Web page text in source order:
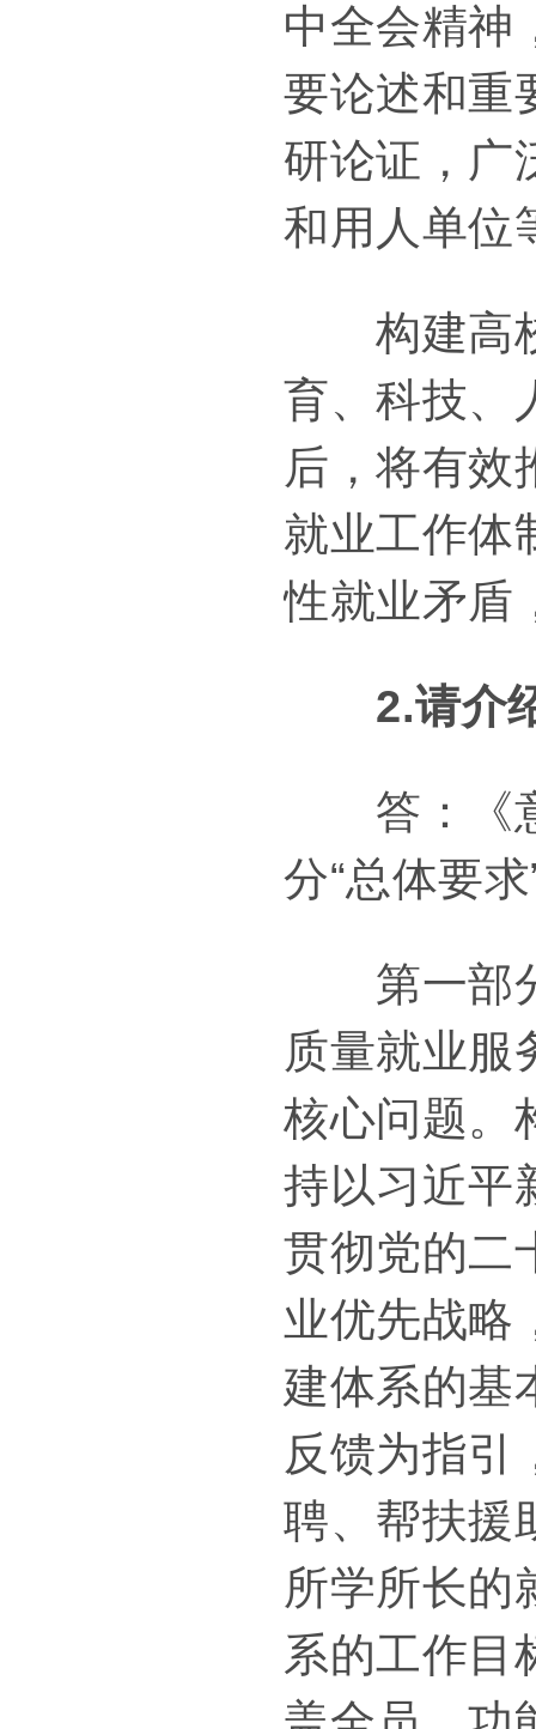
中全会精神
要论述和重
研论证，广
和用人单位
构建高校
育、科技、
后，将有效
就业工作体
性就业矛盾
2.请介
答：《意
分“总体要
第一部分
质量就业服
核心问题。
持以习近平
贯彻党的二
业优先战略
建体系的基
反馈为指引
聘、帮扶援
所学所长的
系的工作目